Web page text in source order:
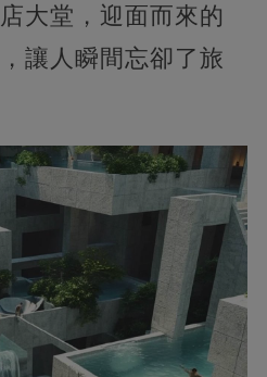
大堂，迎面而來的
讓人瞬間忘卻了旅